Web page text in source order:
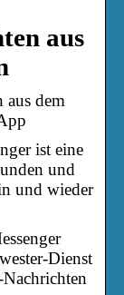
aus
aus dem
ist eine
und
und wieder
Dienst